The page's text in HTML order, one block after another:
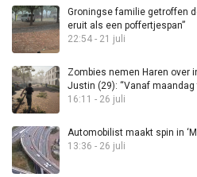
Groningse familie getroffen
eruit als een poffertjespan”
22:54 - 21 juli
Zombies nemen Haren over
Justin (29): “Vanaf maandag
16:11 - 26 juli
Automobilist maakt spin in
13:36 - 26 juli